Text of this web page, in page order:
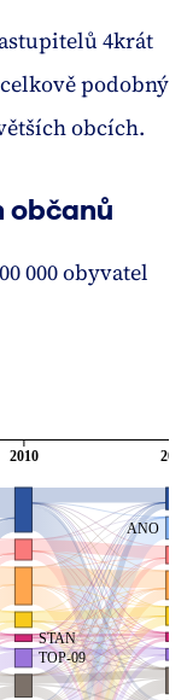
4krát
podobný
obcích.
občanů
000 obyvatel